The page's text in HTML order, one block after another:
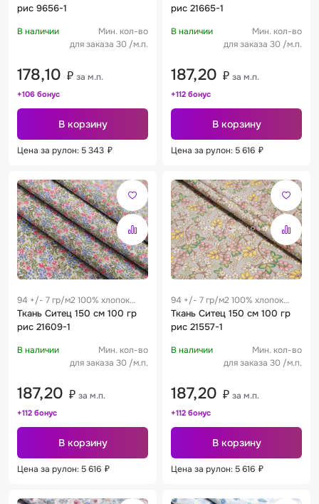
рис 9656-1
В наличии
Мин. кол-во
для заказа 30 /м.п.
178,10 ₽ за м.п.
+106 бонус
В корзину
Цена за рулон: 5 343 ₽
рис 21665-1
В наличии
Мин. кол-во
для заказа 30 /м.п.
187,20 ₽ за м.п.
+112 бонус
В корзину
Цена за рулон: 5 616 ₽
94 +/- 7 гр/м2 100% хлопок
0.28 м
Ткань Ситец 150 см 100 гр
рис 21609-1
В наличии
Мин. кол-во
для заказа 30 /м.п.
187,20 ₽ за м.п.
+112 бонус
В корзину
Цена за рулон: 5 616 ₽
94 +/- 7 гр/м2 100% хлопок
0.28 м
Ткань Ситец 150 см 100 гр
рис 21557-1
В наличии
Мин. кол-во
для заказа 30 /м.п.
187,20 ₽ за м.п.
+112 бонус
В корзину
Цена за рулон: 5 616 ₽